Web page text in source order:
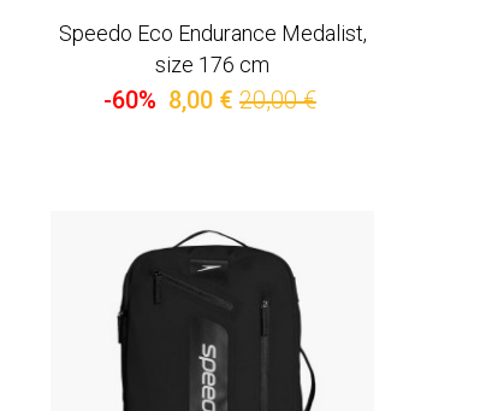
Speedo Eco Endurance Medalist,
size 176 cm
-60% 8,00 € 20,00 €